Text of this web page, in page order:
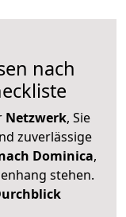
nach
Netzwerk, Sie
zuverlässige
Dominica,
stehen.